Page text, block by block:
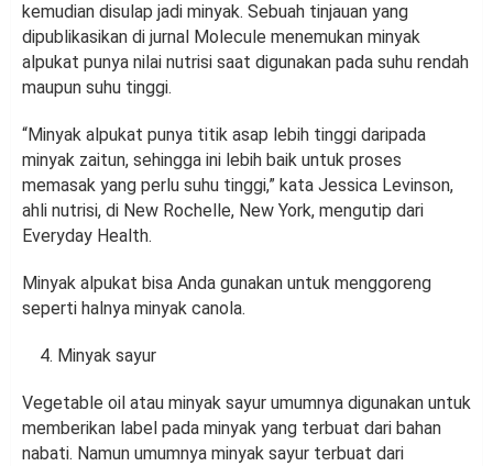
kemudian disulap jadi minyak. Sebuah tinjauan yang
dipublikasikan di jurnal Molecule menemukan minyak
alpukat punya nilai nutrisi saat digunakan pada suhu rendah
maupun suhu tinggi.
“Minyak alpukat punya titik asap lebih tinggi daripada
minyak zaitun, sehingga ini lebih baik untuk proses
memasak yang perlu suhu tinggi,” kata Jessica Levinson,
ahli nutrisi, di New Rochelle, New York, mengutip dari
Everyday Health.
Minyak alpukat bisa Anda gunakan untuk menggoreng
seperti halnya minyak canola.
Minyak sayur
Vegetable oil atau minyak sayur umumnya digunakan untuk
memberikan label pada minyak yang terbuat dari bahan
nabati. Namun umumnya minyak sayur terbuat dari